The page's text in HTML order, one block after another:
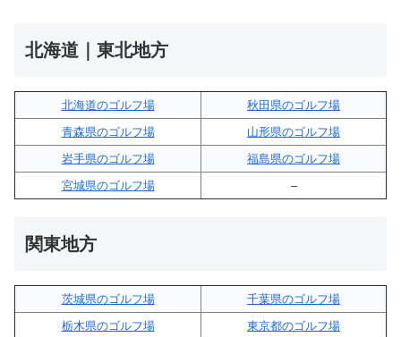
北海道｜東北地方
北海道のゴルフ場
秋田県のゴルフ場
青森県のゴルフ場
山形県のゴルフ場
岩手県のゴルフ場
福島県のゴルフ場
宮城県のゴルフ場
–
関東地方
茨城県のゴルフ場
千葉県のゴルフ場
栃木県のゴルフ場
東京都のゴルフ場